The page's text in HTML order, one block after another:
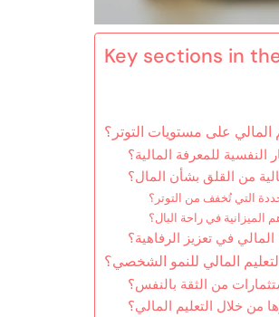
Key sections in
المالي على مستويات التوتر؟
النفسية للمعرفة المالية؟
من القلق بشأن المال؟
التي تُخفف من التوتر؟
الميزانية في راحة البال؟
في تعزيز الرفاهية؟
المالي للنمو الشخصي؟
من الثقة بالنفس؟
من خلال التعليم المالي؟